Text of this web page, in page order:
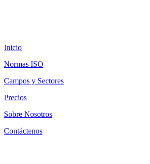
Inicio
Normas ISO
Campos y Sectores
Precios
Sobre Nosotros
Contáctenos